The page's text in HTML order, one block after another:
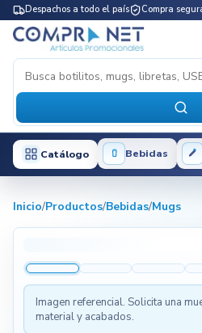
Despachos a todo el país Compra
Catálogo Bebidas
Inicio/Productos/Bebidas/Mugs
Imagen referencial. Solicita una
material y acabados.